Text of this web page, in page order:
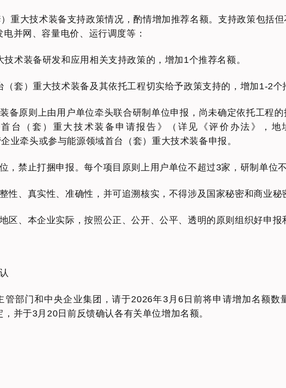
重大技术装备支持政策情况，酌情增加推荐名额。支持政策包括但
并网、容量电价、运行调度等：
技术装备研发和应用相关支持政策的，增加1个推荐名额。
（套）重大技术装备及其依托工程切实给予政策支持的，增加1-2个
备原则上由用户单位牵头联合研制单位申报，尚未确定依托工程
台（套）重大技术装备申请报告》（详见《评价办法》，地
业牵头或参与能源领域首台（套）重大技术装备申报。
，禁止打捆申报。每个项目原则上用户单位不超过3家，研制单位不
性、真实性、准确性，并可追溯核实，不得涉及国家秘密和商业秘
区、本企业实际，按照公正、公开、公平、透明的原则组织好申报
部门和中央企业集团，请于2026年3月6日前将申请增加名额数
并于3月20日前反馈确认各有关单位增加名额。